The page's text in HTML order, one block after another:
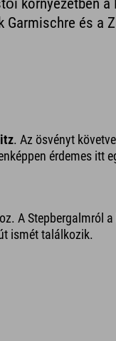
környezetben a
és a
. Az ösvényt
érdemes itt
A Stepbergalmról
ismét találkozik.